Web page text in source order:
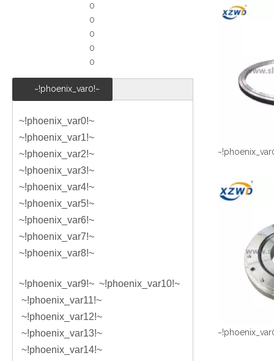
0
0
0
0
0
~!phoenix_var0!~
~!phoenix_var0!~
~!phoenix_var1!~
~!phoenix_var2!~
~!phoenix_var3!~
~!phoenix_var4!~
~!phoenix_var5!~
~!phoenix_var6!~
~!phoenix_var7!~
~!phoenix_var8!~
~!phoenix_var9!~ ~!phoenix_var10!~
~!phoenix_var11!~
~!phoenix_var12!~
~!phoenix_var13!~
~!phoenix_var14!~